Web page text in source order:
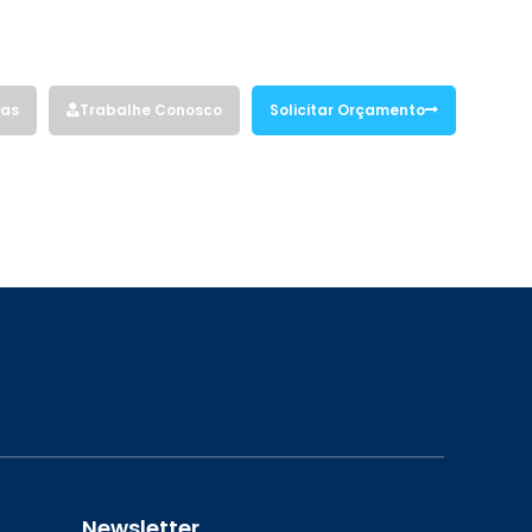
Trabalhe Conosco Solicitar Orçamento